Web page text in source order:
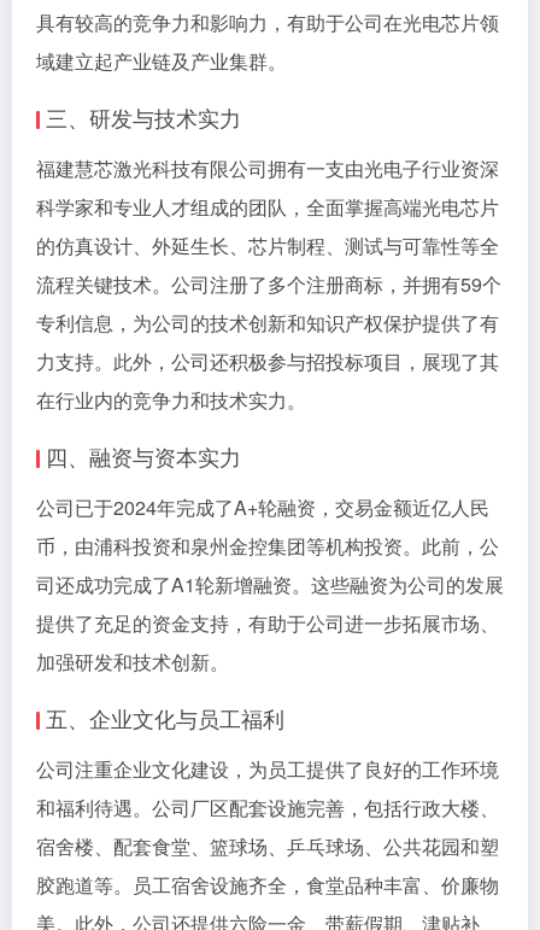
具有较高的竞争力和影响力，有助于公司在光电芯片领
域建立起产业链及产业集群。
三、研发与技术实力
福建慧芯激光科技有限公司拥有一支由光电子行业资深
科学家和专业人才组成的团队，全面掌握高端光电芯片
的仿真设计、外延生长、芯片制程、测试与可靠性等全
流程关键技术。公司注册了多个注册商标，并拥有59个
专利信息，为公司的技术创新和知识产权保护提供了有
力支持。此外，公司还积极参与招投标项目，展现了其
在行业内的竞争力和技术实力。
四、融资与资本实力
公司已于2024年完成了A+轮融资，交易金额近亿人民
币，由浦科投资和泉州金控集团等机构投资。此前，公
司还成功完成了A1轮新增融资。这些融资为公司的发展
提供了充足的资金支持，有助于公司进一步拓展市场、
加强研发和技术创新。
五、企业文化与员工福利
公司注重企业文化建设，为员工提供了良好的工作环境
和福利待遇。公司厂区配套设施完善，包括行政大楼、
宿舍楼、配套食堂、篮球场、乒乓球场、公共花园和塑
胶跑道等。员工宿舍设施齐全，食堂品种丰富、价廉物
美。此外，公司还提供六险一金、带薪假期、津贴补